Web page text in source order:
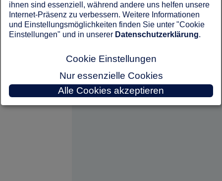
ihnen sind essenziell, während andere uns helfen unsere
Internet-Präsenz zu verbessern. Weitere Informationen
und Einstellungsmöglichkeiten finden Sie unter "Cookie
Einstellungen" und in unserer Datenschutzerklärung.
Cookie Einstellungen
Nur essenzielle Cookies
Alle Cookies akzeptieren